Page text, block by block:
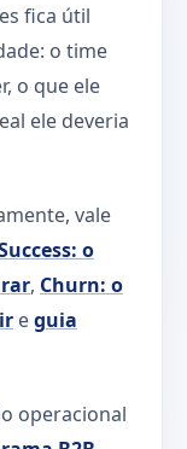
fica útil
o time
o que ele
ele deveria
vale
o
, Churn: o
eguia
operacional